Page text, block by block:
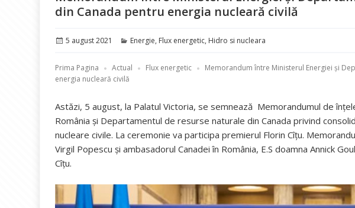
din Canada pentru energia nucleară civilă
Publicat
5 august 2021 Categorii
Energie, Flux energetic, Hidro si nucleara
Prima Pagina Actual Flux energetic
Memorandum între Ministerul Energiei și
energia nucleară civilă
Astăzi, 5 august, la Palatul Victoria, se semnează Memorandumul de
România și Departamentul de resurse naturale din Canada privind
nucleare civile. La ceremonie va participa premierul Florin Cîțu.
Virgil Popescu și ambasadorul Canadei în România, E.S doamna Annick
Cîțu.